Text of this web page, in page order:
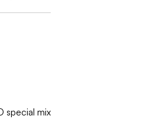
special mix